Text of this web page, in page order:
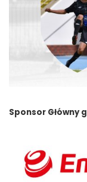
Sponsor Główny